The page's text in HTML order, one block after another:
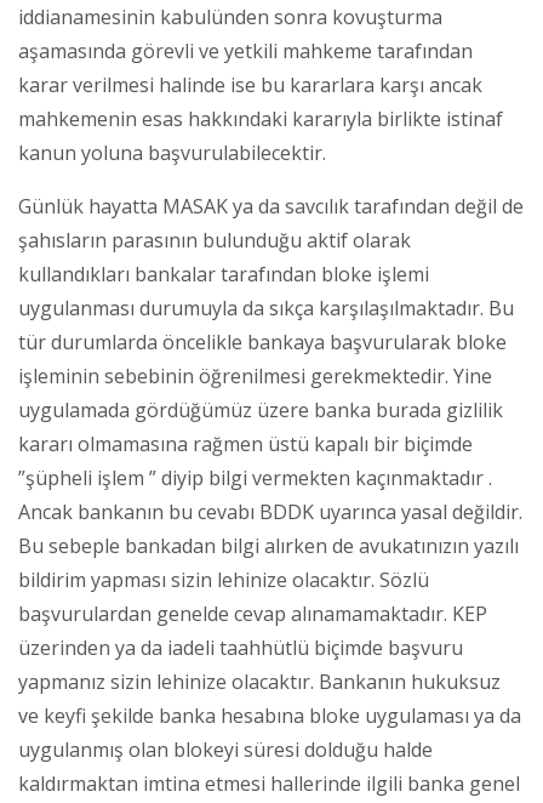
iddianamesinin kabulünden sonra kovuşturma
aşamasında görevli ve yetkili mahkeme tarafından
karar verilmesi halinde ise bu kararlara karşı ancak
mahkemenin esas hakkındaki kararıyla birlikte istinaf
kanun yoluna başvurulabilecektir.
Günlük hayatta MASAK ya da savcılık tarafından değil de
şahısların parasının bulunduğu aktif olarak
kullandıkları bankalar tarafından bloke işlemi
uygulanması durumuyla da sıkça karşılaşılmaktadır. Bu
tür durumlarda öncelikle bankaya başvurularak bloke
işleminin sebebinin öğrenilmesi gerekmektedir. Yine
uygulamada gördüğümüz üzere banka burada gizlilik
kararı olmamasına rağmen üstü kapalı bir biçimde
”şüpheli işlem ” diyip bilgi vermekten kaçınmaktadır .
Ancak bankanın bu cevabı BDDK uyarınca yasal değildir.
Bu sebeple bankadan bilgi alırken de avukatınızın yazılı
bildirim yapması sizin lehinize olacaktır. Sözlü
başvurulardan genelde cevap alınamamaktadır. KEP
üzerinden ya da iadeli taahhütlü biçimde başvuru
yapmanız sizin lehinize olacaktır. Bankanın hukuksuz
ve keyfi şekilde banka hesabına bloke uygulaması ya da
uygulanmış olan blokeyi süresi dolduğu halde
kaldırmaktan imtina etmesi hallerinde ilgili banka genel